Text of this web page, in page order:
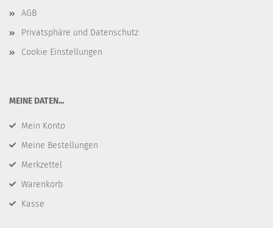
AGB
Privatsphäre und Datenschutz
Cookie Einstellungen
​MEINE DATEN...
Mein Konto
Meine Bestellungen
Merkzettel
Warenkorb
Kasse